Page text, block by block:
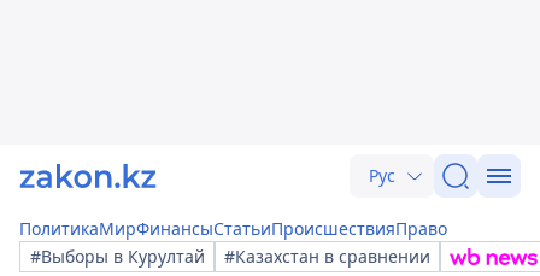
Рус
ПолитикаМирФинансыСтатьиПроисшествияПраво
#Выборы в Курултай
#Казахстан в сравнении